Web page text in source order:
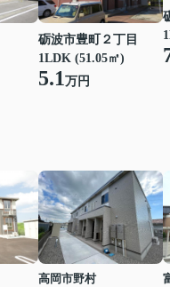
砺波市豊町２丁目
1LDK (51.05㎡)
5.1万円
高岡市野村